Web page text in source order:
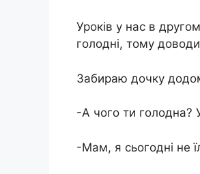
Уроків у нас в
голодні, тому
Забираю дочку
-А чого ти голодна?
-Мам, я сьогодні не